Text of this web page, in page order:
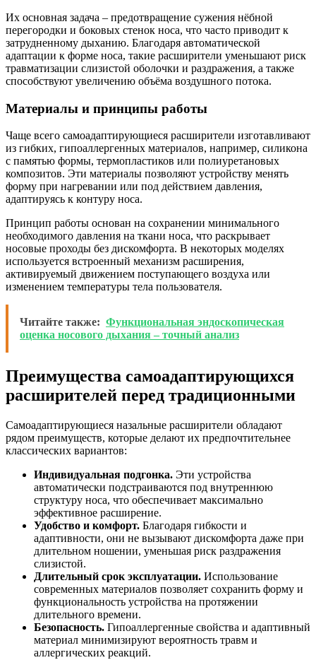
Их основная задача – предотвращение сужения нёбной
перегородки и боковых стенок носа, что часто приводит к
затрудненному дыханию. Благодаря автоматической
адаптации к форме носа, такие расширители уменьшают риск
травматизации слизистой оболочки и раздражения, а также
способствуют увеличению объёма воздушного потока.
Материалы и принципы работы
Чаще всего самоадаптирующиеся расширители изготавливают
из гибких, гипоаллергенных материалов, например, силикона
с памятью формы, термопластиков или полиуретановых
композитов. Эти материалы позволяют устройству менять
форму при нагревании или под действием давления,
адаптируясь к контуру носа.
Принцип работы основан на сохранении минимального
необходимого давления на ткани носа, что раскрывает
носовые проходы без дискомфорта. В некоторых моделях
используется встроенный механизм расширения,
активируемый движением поступающего воздуха или
изменением температуры тела пользователя.
Читайте также: Функциональная эндоскопическая
оценка носового дыхания – точный анализ
Преимущества самоадаптирующихся
расширителей перед традиционными
Самоадаптирующиеся назальные расширители обладают
рядом преимуществ, которые делают их предпочтительнее
классических вариантов:
Индивидуальная подгонка. Эти устройства
автоматически подстраиваются под внутреннюю
структуру носа, что обеспечивает максимально
эффективное расширение.
Удобство и комфорт. Благодаря гибкости и
адаптивности, они не вызывают дискомфорта даже при
длительном ношении, уменьшая риск раздражения
слизистой.
Длительный срок эксплуатации. Использование
современных материалов позволяет сохранить форму и
функциональность устройства на протяжении
длительного времени.
Безопасность. Гипоаллергенные свойства и адаптивный
материал минимизируют вероятность травм и
аллергических реакций.